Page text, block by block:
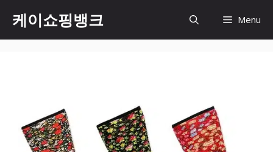
content
케이쇼핑뱅크 Menu